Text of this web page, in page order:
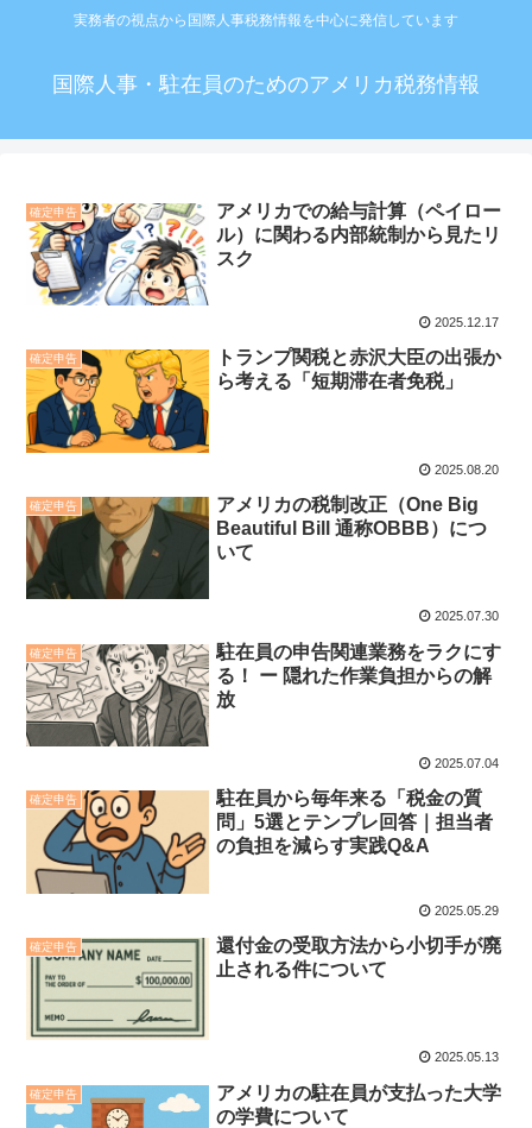
実務者の視点から国際人事税務情報を中心に発信しています
国際人事・駐在員のためのアメリカ税務情報
確定申告
アメリカでの給与計算（ペイロー
ル）に関わる内部統制から見たリ
スク
2025.12.17
確定申告
トランプ関税と赤沢大臣の出張か
ら考える「短期滞在者免税」
2025.08.20
確定申告
アメリカの税制改正（One Big
Beautiful Bill 通称OBBB）につ
いて
2025.07.30
確定申告
駐在員の申告関連業務をラクにす
る！ ー 隠れた作業負担からの解
放
2025.07.04
確定申告
駐在員から毎年来る「税金の質
問」5選とテンプレ回答｜担当者
の負担を減らす実践Q&A
2025.05.29
確定申告
還付金の受取方法から小切手が廃
止される件について
2025.05.13
確定申告
アメリカの駐在員が支払った大学
の学費について